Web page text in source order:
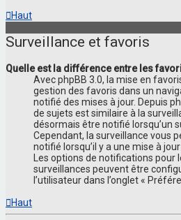
Haut
Surveillance et favoris
Quelle est la différence entre les
Avec phpBB 3.0, la mise en
gestion des favoris dans un
notifié des mises à jour. Depuis
de sujets est similaire à la
désormais être notifié lorsqu’un
Cependant, la surveillance vous
notifié lorsqu’il y a une mise à
Les options de notifications pour
surveillances peuvent être
l’utilisateur dans l’onglet «
Haut